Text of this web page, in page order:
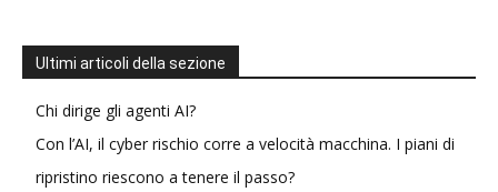
Ultimi articoli della sezione
Chi dirige gli agenti AI?
Con l’AI, il cyber rischio corre a velocità macchina. I piani di
ripristino riescono a tenere il passo?